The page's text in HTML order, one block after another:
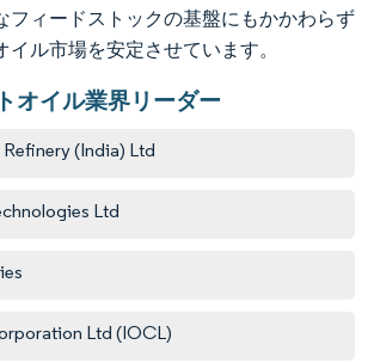
フィードストックの基盤にもかかわらず
イル市場を安定させています。
オイル業界リーダー
(India) Ltd
Ltd
Ltd (IOCL)